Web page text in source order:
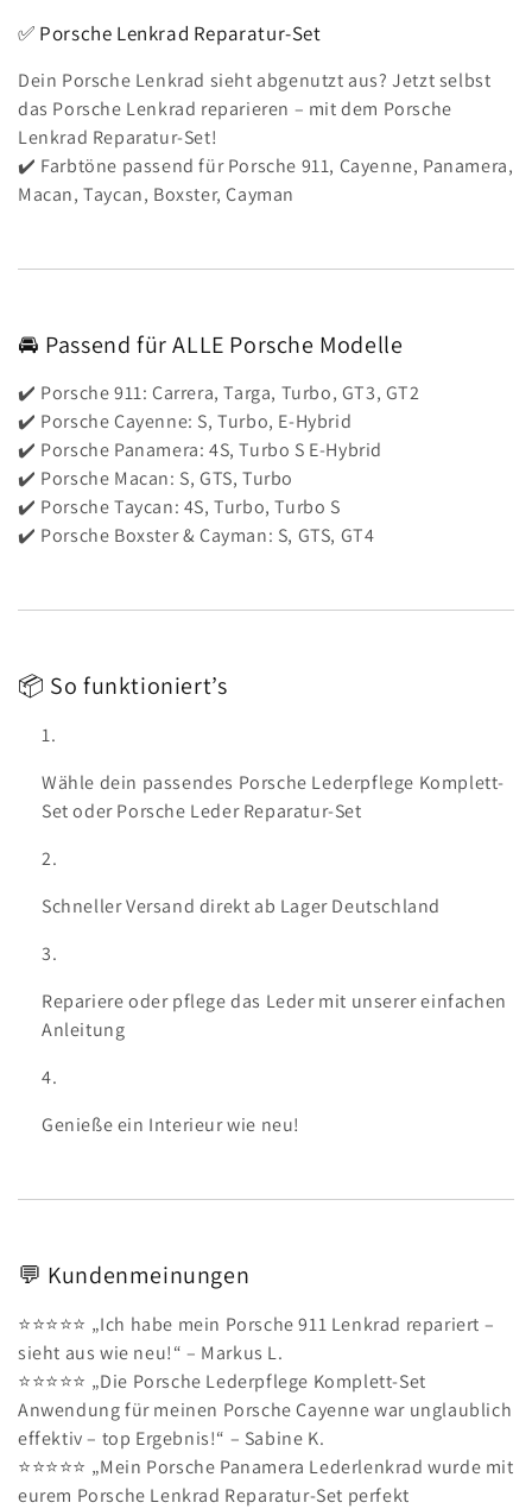
✅ Porsche Lenkrad Reparatur-Set
Dein Porsche Lenkrad sieht abgenutzt aus? Jetzt selbst
das Porsche Lenkrad reparieren – mit dem Porsche
Lenkrad Reparatur-Set!
✔️ Farbtöne passend für Porsche 911, Cayenne, Panamera,
Macan, Taycan, Boxster, Cayman
🚘 Passend für ALLE Porsche Modelle
✔️ Porsche 911: Carrera, Targa, Turbo, GT3, GT2
✔️ Porsche Cayenne: S, Turbo, E-Hybrid
✔️ Porsche Panamera: 4S, Turbo S E-Hybrid
✔️ Porsche Macan: S, GTS, Turbo
✔️ Porsche Taycan: 4S, Turbo, Turbo S
✔️ Porsche Boxster & Cayman: S, GTS, GT4
📦 So funktioniert’s
Wähle dein passendes Porsche Lederpflege Komplett-
Set oder Porsche Leder Reparatur-Set
Schneller Versand direkt ab Lager Deutschland
Repariere oder pflege das Leder mit unserer einfachen
Anleitung
Genieße ein Interieur wie neu!
💬 Kundenmeinungen
⭐️⭐️⭐️⭐️⭐️ „Ich habe mein Porsche 911 Lenkrad repariert –
sieht aus wie neu!“ – Markus L.
⭐️⭐️⭐️⭐️⭐️ „Die Porsche Lederpflege Komplett-Set
Anwendung für meinen Porsche Cayenne war unglaublich
effektiv – top Ergebnis!“ – Sabine K.
⭐️⭐️⭐️⭐️⭐️ „Mein Porsche Panamera Lederlenkrad wurde mit
eurem Porsche Lenkrad Reparatur-Set perfekt